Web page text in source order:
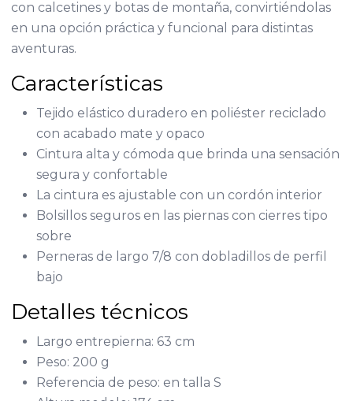
con calcetines y botas de montaña, convirtiéndolas
en una opción práctica y funcional para distintas
aventuras.
Características
Tejido elástico duradero en poliéster reciclado
con acabado mate y opaco
Cintura alta y cómoda que brinda una sensación
segura y confortable
La cintura es ajustable con un cordón interior
Bolsillos seguros en las piernas con cierres tipo
sobre
Perneras de largo 7/8 con dobladillos de perfil
bajo
Detalles técnicos
Largo entrepierna: 63 cm
Peso: 200 g
Referencia de peso: en talla S